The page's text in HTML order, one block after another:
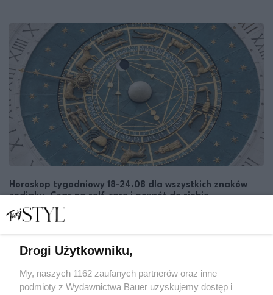
Horoskop tygodniowy 18-24.08 dla wszystkich znaków
zodiaku. Czas na self-care i powrót do siebie
ASTROLOŻKA LENA
Drogi Użytkowniku,
My, naszych 1162 zaufanych partnerów oraz inne
podmioty z Wydawnictwa Bauer uzyskujemy dostęp i